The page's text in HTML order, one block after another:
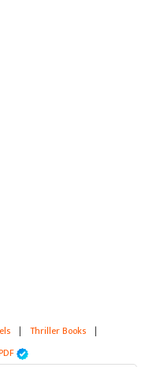
| Thriller Books |